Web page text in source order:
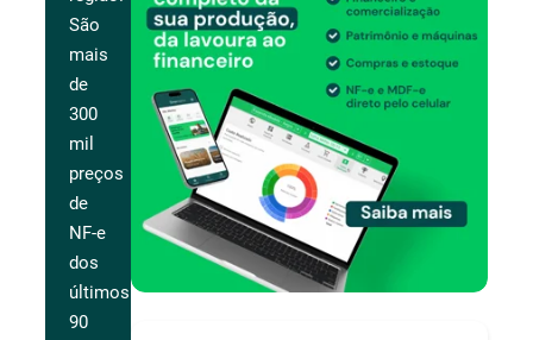
São
mais
de
300
mil
preços
de
NF-e
dos
últimos
90